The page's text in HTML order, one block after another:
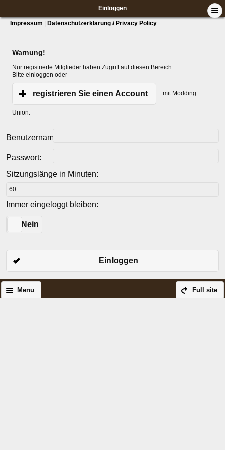
Einloggen
Impressum Datenschutzerklärung / Privacy Policy
Warnung!
Nur registrierte Mitglieder haben Zugriff auf diesen Bereich.
Bitte einloggen oder
registrieren Sie einen Account mit Modding
Union.
Benutzername:
Passwort:
Sitzungslänge in Minuten:
Immer eingeloggt bleiben:
Nein
Einloggen
Full site
Menu